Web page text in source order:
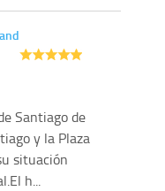
Santiago de
y la Plaza
situación
h...